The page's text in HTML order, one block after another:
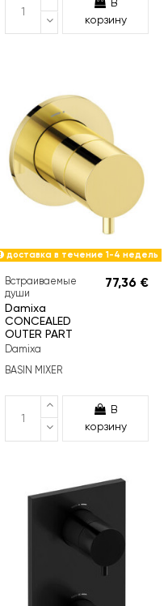
корзину
доставка в течение 1-4 недель
Встраиваемые
души
Damixa
CONCEALED
OUTER PART
Damixa
77,36 €
BASIN MIXER
В
корзину